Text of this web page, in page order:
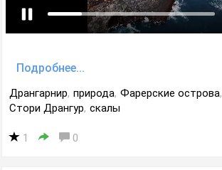
Подробнее...
Дрангарнир, природа, Фарерские острова,
Стори Дрангур, скалы
1 0